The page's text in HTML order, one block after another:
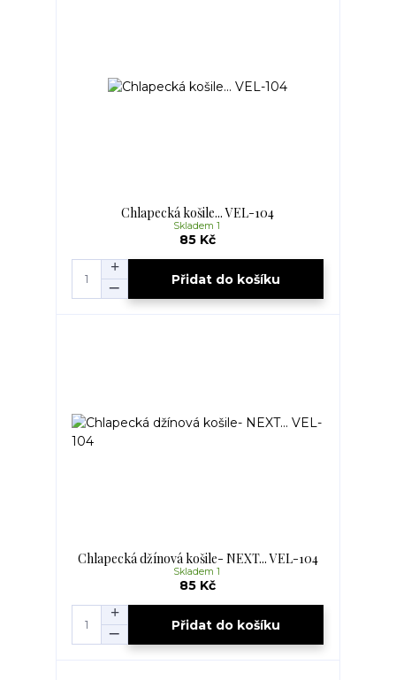
Chlapecká košile... VEL-104
85 Kč
Skladem 1
Přidat do košíku
Chlapecká džínová košile- NEXT... VEL-104
85 Kč
Skladem 1
Přidat do košíku